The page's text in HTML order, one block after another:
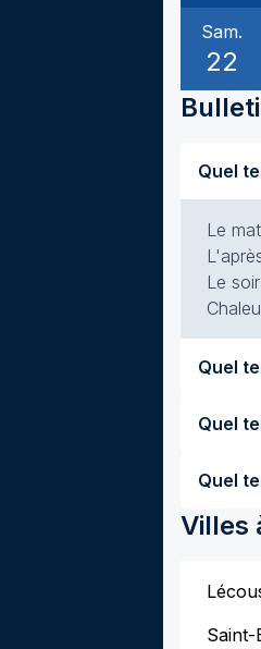
Sam.
22
Le
Le
Villes
Saint-